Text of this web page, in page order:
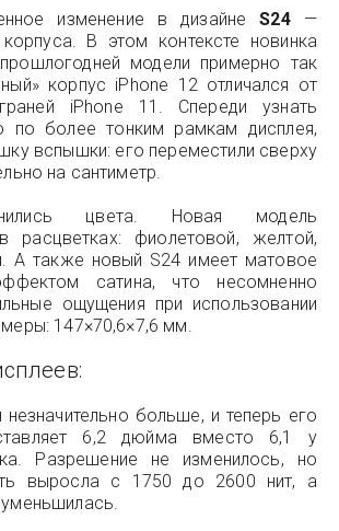
изменение в дизайнеS24—
В этом контексте новинка
модели примерно так
корпус iPhone 12 отличался от
iPhone 11. Спереди узнать
по более тонким рамкам дисплея,
вспышки: его переместили сверху
на сантиметр.
цвета. Новая модель
расцветках: фиолетовой, желтой,
А также новый S24 имеет матовое
сатина, что несомненно
ощущения при использовании
147×70,6×7,6 мм.
незначительно больше, и теперь его
6,2 дюйма вместо 6,1 у
Разрешение не изменилось, но
выросла с 1750 до 2600 нит, а